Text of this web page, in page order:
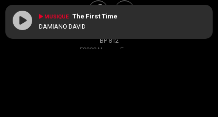
BP 812
58008 Nevers, France
MUSIQUE The First Time
DAMIANO DAVID